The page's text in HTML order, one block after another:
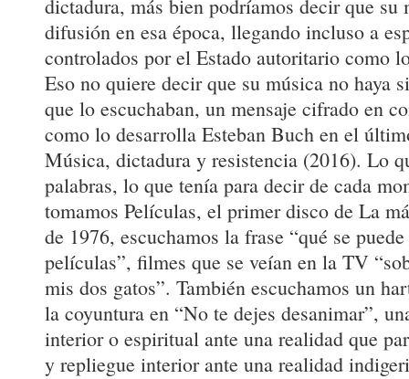
dictadura, más bien podríamos decir que su
difusión en esa época, llegando incluso a
controlados por el Estado autoritario como
Eso no quiere decir que su música no haya
que lo escuchaban, un mensaje cifrado en
como lo desarrolla Esteban Buch en el
Música, dictadura y resistencia (2016). Lo
palabras, lo que tenía para decir de cada
tomamos Películas, el primer disco de La
de 1976, escuchamos la frase “qué se
películas”, filmes que se veían en la TV
mis dos gatos”. También escuchamos un
la coyuntura en “No te dejes desanimar”,
interior o espiritual ante una realidad que
y repliegue interior ante una realidad